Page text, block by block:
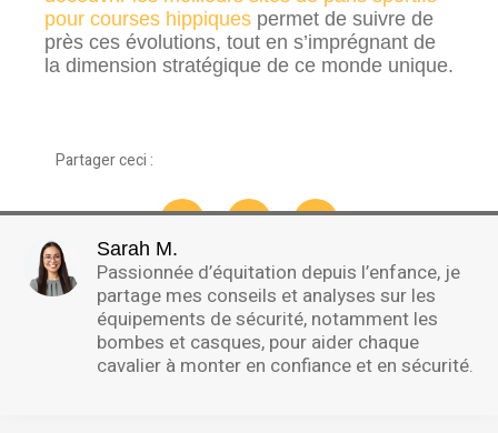
pour courses hippiques permet de suivre de
près ces évolutions, tout en s’imprégnant de
la dimension stratégique de ce monde unique.
Partager ceci :
Sarah M.
Passionnée d’équitation depuis l’enfance, je
partage mes conseils et analyses sur les
équipements de sécurité, notamment les
bombes et casques, pour aider chaque
cavalier à monter en confiance et en sécurité.